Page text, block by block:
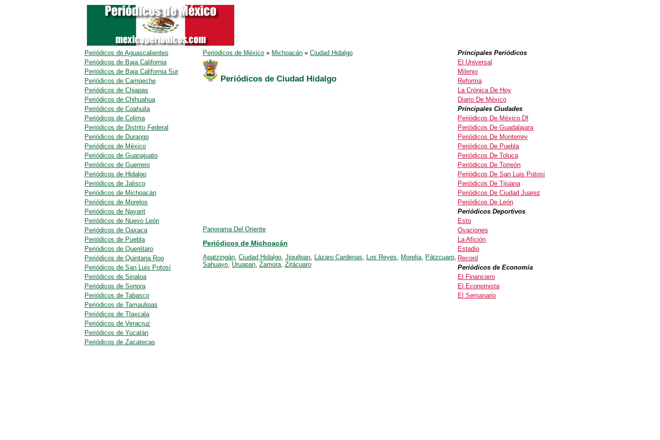
Periódicos de México» Michoacán» Ciudad Hidalgo
Periódicos de Ciudad Hidalgo
Panorama Del Oriente
Periódicos de Michoacán
Apatzingán, Ciudad Hidalgo, Jiquilpan, Lázaro Cardenas, Los Reyes, Morelia, Pátzcuaro,
Sahuayo, Uruapan, Zamora, Zitácuaro
Periódicos de Aguascalientes
Periódicos de Baja California
Periódicos de Baja California Sur
Periódicos de Campeche
Periódicos de Chiapas
Periódicos de Chihuahua
Periódicos de Coahuila
Periódicos de Colima
Periódicos de Distrito Federal
Periódicos de Durango
Periódicos de México
Periódicos de Guanajuato
Periódicos de Guerrero
Periódicos de Hidalgo
Periódicos de Jalisco
Periódicos de Michoacán
Periódicos de Morelos
Periódicos de Nayarit
Periódicos de Nuevo León
Periódicos de Oaxaca
Periódicos de Puebla
Periódicos de Querétaro
Periódicos de Quintana Roo
Periódicos de San Luis Potosí
Periódicos de Sinaloa
Periódicos de Sonora
Periódicos de Tabasco
Periódicos de Tamaulipas
Periódicos de Tlaxcala
Periódicos de Veracruz
Periódicos de Yucatán
Periódicos de Zacatecas
Principales Periódicos
El Universal
Milenio
Reforma
La Crónica De Hoy
Diario De México
Principales Ciudades
Periódicos De México Df
Periódicos De Guadalajara
Periódicos De Monterrey
Periódicos De Puebla
Periódicos De Toluca
Periódicos De Torreón
Periódicos De San Luis Potosí
Periódicos De Tijuana
Periódicos De Ciudad Juarez
Periódicos De León
Periódicos Deportivos
Esto
Ovaciones
La Afición
Estadio
Record
Periódicos de Economía
El Financiero
El Economista
El Semanario